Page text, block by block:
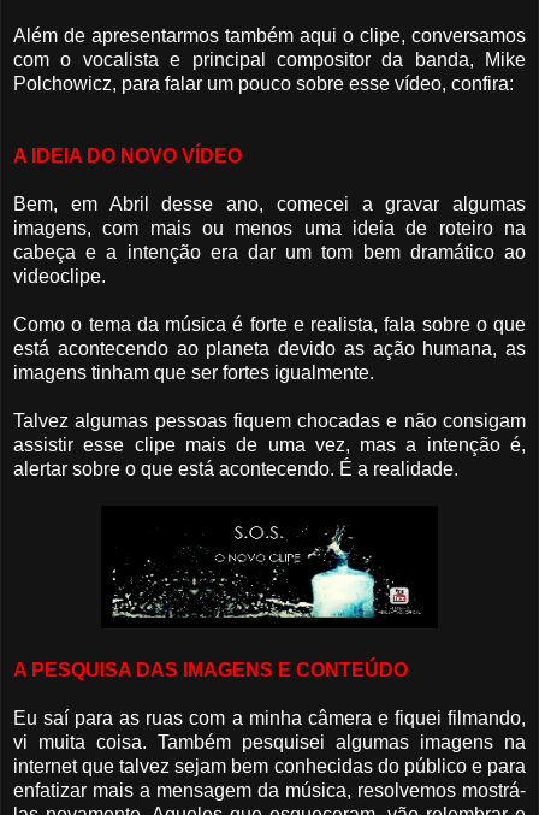
Além de apresentarmos também aqui o clipe, conversamos
com o vocalista e principal compositor da banda, Mike
Polchowicz, para falar um pouco sobre esse vídeo, confira:
A IDEIA DO NOVO VÍDEO
Bem, em Abril desse ano, comecei a gravar algumas
imagens, com mais ou menos uma ideia de roteiro na
cabeça e a intenção era dar um tom bem dramático ao
videoclipe.
Como o tema da música é forte e realista, fala sobre o que
está acontecendo ao planeta devido as ação humana, as
imagens tinham que ser fortes igualmente.
Talvez algumas pessoas fiquem chocadas e não consigam
assistir esse clipe mais de uma vez, mas a intenção é,
alertar sobre o que está acontecendo. É a realidade.
A PESQUISA DAS IMAGENS E CONTEÚDO
Eu saí para as ruas com a minha câmera e fiquei filmando,
vi muita coisa. Também pesquisei algumas imagens na
internet que talvez sejam bem conhecidas do público e para
enfatizar mais a mensagem da música, resolvemos mostrá-